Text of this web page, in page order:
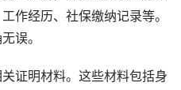
作经历、社保缴纳记录等。
误。
证明材料。这些材料包括身